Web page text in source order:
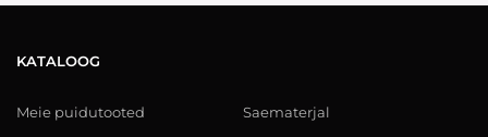
KATALOOG
Meie puidutooted Saematerjal